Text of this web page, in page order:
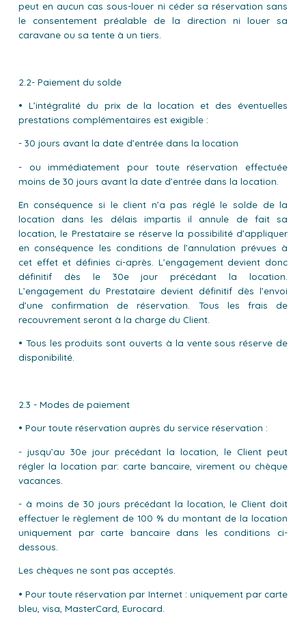
peut en aucun cas sous-louer ni céder sa réservation sans
le consentement préalable de la direction ni louer sa
caravane ou sa tente à un tiers.
2.2- Paiement du solde
• L’intégralité du prix de la location et des éventuelles
prestations complémentaires est exigible :
- 30 jours avant la date d’entrée dans la location
- ou immédiatement pour toute réservation effectuée
moins de 30 jours avant la date d’entrée dans la location.
En conséquence si le client n’a pas réglé le solde de la
location dans les délais impartis il annule de fait sa
location, le Prestataire se réserve la possibilité d’appliquer
en conséquence les conditions de l’annulation prévues à
cet effet et définies ci-après. L’engagement devient donc
définitif dès le 30e jour précédant la location.
L’engagement du Prestataire devient définitif dès l’envoi
d’une confirmation de réservation. Tous les frais de
recouvrement seront à la charge du Client.
• Tous les produits sont ouverts à la vente sous réserve de
disponibilité.
2.3 - Modes de paiement
• Pour toute réservation auprès du service réservation :
- jusqu’au 30e jour précédant la location, le Client peut
régler la location par: carte bancaire, virement ou chèque
vacances.
- à moins de 30 jours précédant la location, le Client doit
effectuer le règlement de 100 % du montant de la location
uniquement par carte bancaire dans les conditions ci-
dessous.
Les chèques ne sont pas acceptés.
• Pour toute réservation par Internet : uniquement par carte
bleu, visa, MasterCard, Eurocard.